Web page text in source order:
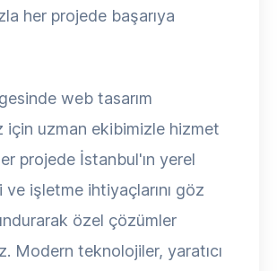
her projede başarıya
web tasarım
için uzman ekibimizle hizmet
projede İstanbul'ın yerel
ve işletme ihtiyaçlarını göz
özel çözümler
Modern teknolojiler, yaratıcı